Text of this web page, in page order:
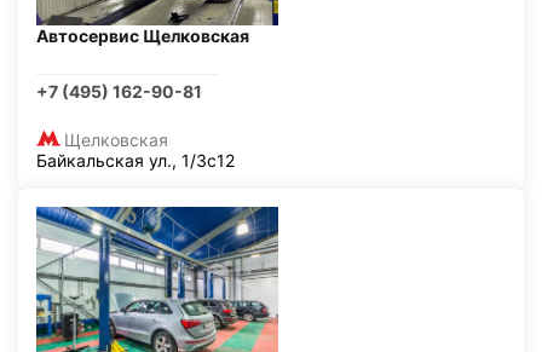
Автосервис Щелковская
+7 (495) 162-90-81
Щелковская
Байкальская ул., 1/3с12